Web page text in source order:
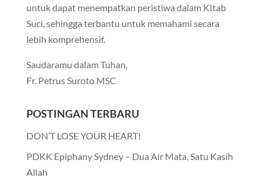
untuk dapat menempatkan peristiwa dalam KItab
Suci, sehingga terbantu untuk memahami secara
lebih komprehensif.
Saudaramu dalam Tuhan,
Fr. Petrus Suroto MSC
POSTINGAN TERBARU
DON’T LOSE YOUR HEART!
PDKK Epiphany Sydney – Dua Air Mata, Satu Kasih
Allah